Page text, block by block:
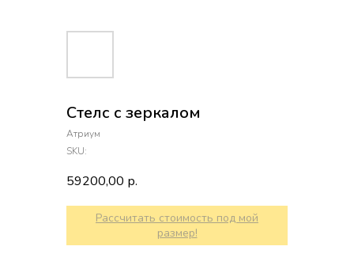
Стелс с зеркалом
Атриум
SKU:
59200,00 р.
Рассчитать стоимость под мой
размер!